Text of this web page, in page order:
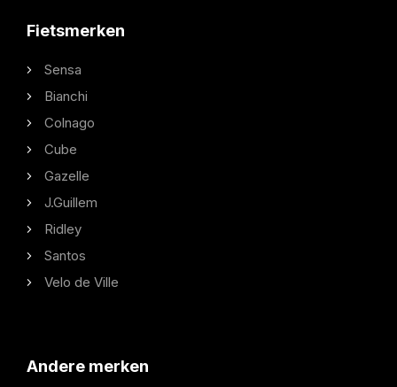
Fietsmerken
Sensa
Bianchi
Colnago
Cube
Gazelle
J.Guillem
Ridley
Santos
Velo de Ville
Andere merken